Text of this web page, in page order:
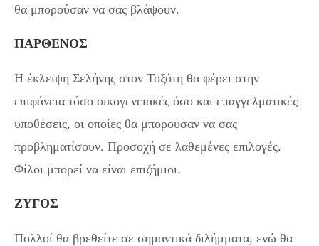
θα μπορούσαν να σας βλάψουν.
ΠΑΡΘΕΝΟΣ
Η έκλειψη Σελήνης στον Τοξότη θα φέρει στην
επιφάνεια τόσο οικογενειακές όσο και επαγγελματικές
υποθέσεις, οι οποίες θα μπορούσαν να σας
προβληματίσουν. Προσοχή σε λαθεμένες επιλογές.
Φίλοι μπορεί να είναι επιζήμιοι.
ΖΥΓΟΣ
Πολλοί θα βρεθείτε σε σημαντικά διλήμματα, ενώ θα